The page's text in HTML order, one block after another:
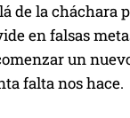
de la cháchara
en falsas
un
falta nos hace.